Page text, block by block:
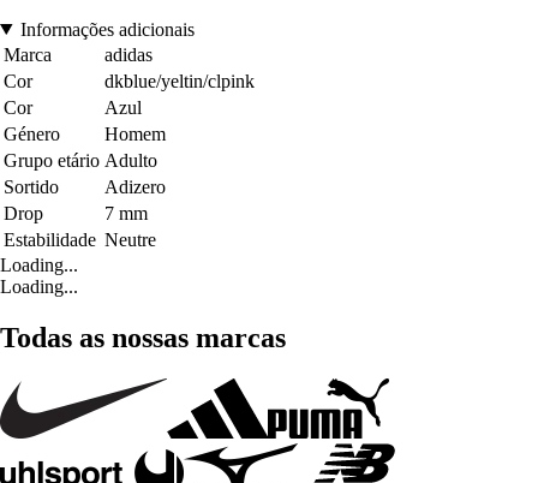
Informações adicionais
Marca
adidas
Cor
dkblue/yeltin/clpink
Cor
Azul
Género
Homem
Grupo etário Adulto
Sortido
Adizero
Drop
7 mm
Estabilidade Neutre
Loading...
Loading...
Todas as nossas marcas